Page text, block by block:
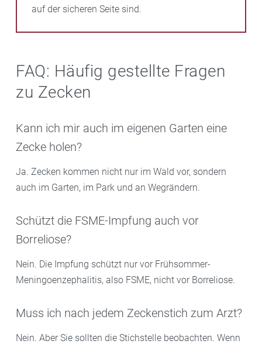
auf der sicheren Seite sind.
FAQ: Häufig gestellte Fragen
zu Zecken
Kann ich mir auch im eigenen Garten eine
Zecke holen?
Ja. Zecken kommen nicht nur im Wald vor, sondern
auch im Garten, im Park und an Wegrändern.
Schützt die FSME-Impfung auch vor
Borreliose?
Nein. Die Impfung schützt nur vor Frühsommer-
Meningoenzephalitis, also FSME, nicht vor Borreliose.
Muss ich nach jedem Zeckenstich zum Arzt?
Nein. Aber Sie sollten die Stichstelle beobachten. Wenn